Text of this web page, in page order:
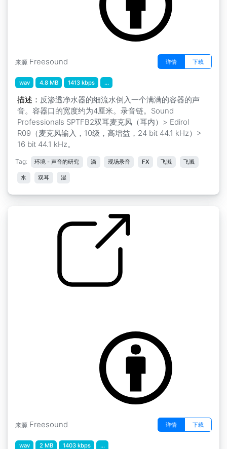
来源 Freesound 详情 下载
wav 4.8 MB 1413 kbps ...
描述： 反渗透净水器的细流水倒入一个满满的容器的声
音。容器口的宽度约为4厘米。录音链。Sound
Professionals SPTFB2双耳麦克风（耳内）> Edirol
R09（麦克风输入，10级，高增益，24 bit 44.1 kHz）>
16 bit 44.1 kHz。
Tag: 环境 - 声音的研究 滴 现场录音 FX 飞溅 飞溅
水 双耳 湿
来源 Freesound 详情 下载
wav 2 MB 1403 kbps ...